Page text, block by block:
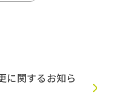
に関するお知ら